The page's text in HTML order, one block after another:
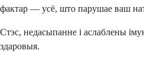
фактар — усё, што парушае ваш
Стэс, недасыпанне і аслаблены
здаровыя.